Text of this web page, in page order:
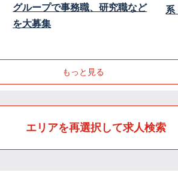
グループで事務職、研究職など
を大募集
系
もっと見る
エリアを再選択して求人検索